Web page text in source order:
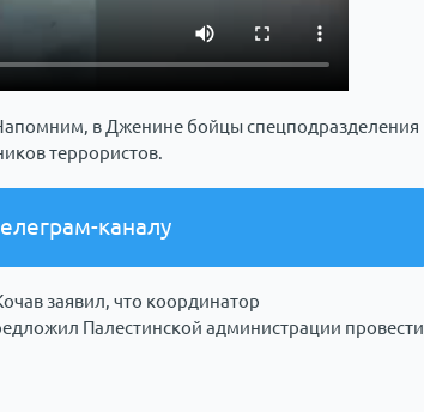
в Дженине бойцы спецподразделения
террористов.
каналу
заявил, что координатор
Палестинской администрации провести